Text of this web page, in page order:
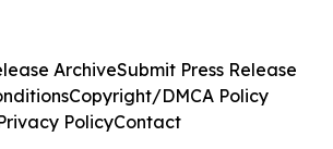
ArchiveSubmit Press Release
Copyright/DMCA Policy
PolicyContact